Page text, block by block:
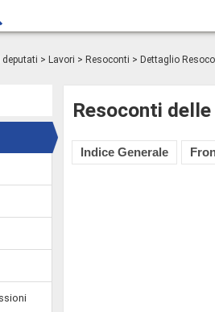
deputati > Lavori > Resoconti > Dettaglio
Resoconti
Indice Generale